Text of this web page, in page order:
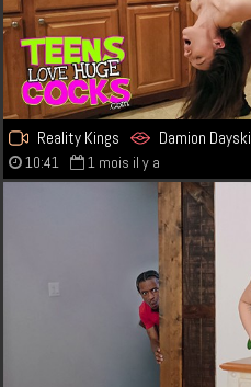
Reality Kings Damion Dayski
10:41 1 mois il y a